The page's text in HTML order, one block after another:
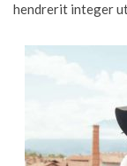
hendrerit integer